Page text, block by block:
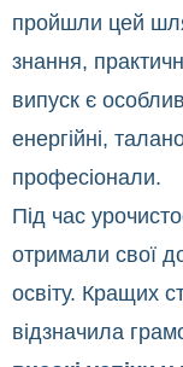
пройшли цей
знання,
випуск є
енергійні,
професіонали.
Під час
отримали свої
освіту. Кращих
відзначила